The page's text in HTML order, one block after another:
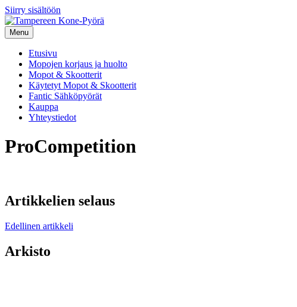
Siirry sisältöön
Menu
Etusivu
Mopojen korjaus ja huolto
Mopot & Skootterit
Käytetyt Mopot & Skootterit
Fantic Sähköpyörät
Kauppa
Yhteystiedot
ProCompetition
Artikkelien selaus
Edellinen artikkeli
Arkisto